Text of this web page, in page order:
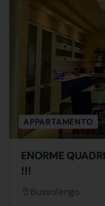
APPARTAMENTO
ENORME
!!!
Bussolengo